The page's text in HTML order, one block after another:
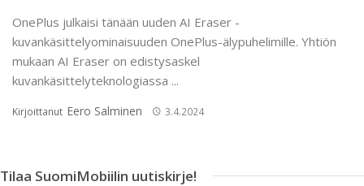
OnePlus julkaisi tänään uuden AI Eraser -
kuvankäsittelyominaisuuden OnePlus-älypuhelimille. Yhtiön
mukaan AI Eraser on edistysaskel
kuvankäsittelyteknologiassa ...
Kirjoittanut Eero Salminen 3.4.2024
Tilaa SuomiMobiilin uutiskirje!